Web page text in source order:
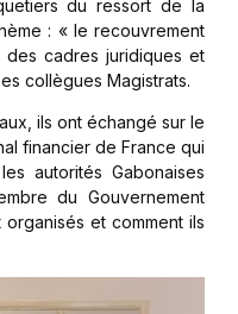
du ressort de la
: « le recouvrement
cadres juridiques et
collègues Magistrats.
ils ont échangé sur le
financier de France qui
autorités Gabonaises
du Gouvernement
et comment ils